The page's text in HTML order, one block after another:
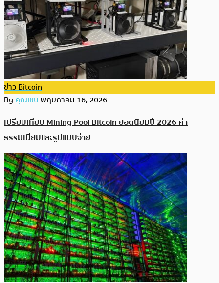
ข่าว Bitcoin
Byคุณเชนพฤษภาคม 16, 2026
เปรียบเทียบ Mining Pool Bitcoin ยอดนิยมปี 2026 ค่า
ธรรมเนียมและรูปแบบจ่าย